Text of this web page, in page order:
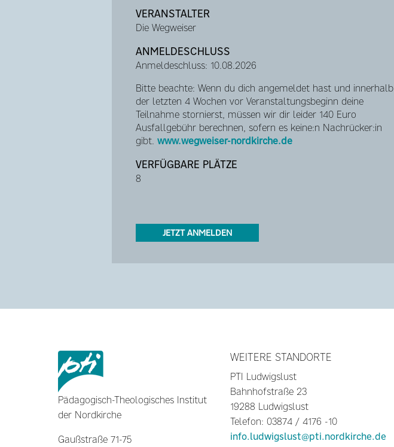
VERANSTALTER
Die Wegweiser
ANMELDESCHLUSS
Anmeldeschluss: 10.08.2026
Bitte beachte: Wenn du dich angemeldet hast und innerhalb
der letzten 4 Wochen vor Veranstaltungsbeginn deine
Teilnahme stornierst, müssen wir dir leider 140 Euro
Ausfallgebühr berechnen, sofern es keine:n Nachrücker:in
gibt. www.wegweiser-nordkirche.de
VERFÜGBARE PLÄTZE
8
JETZT ANMELDEN
Pädagogisch-Theologisches Institut
der Nordkirche
Gaußstraße 71-75
WEITERE STANDORTE
PTI Ludwigslust
Bahnhofstraße 23
19288 Ludwigslust
Telefon: 03874 / 4176 -10
info.ludwigslust@pti.nordkirche.de